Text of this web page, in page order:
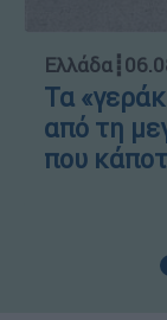
Ελλάδα┋
Τα
από τη
που